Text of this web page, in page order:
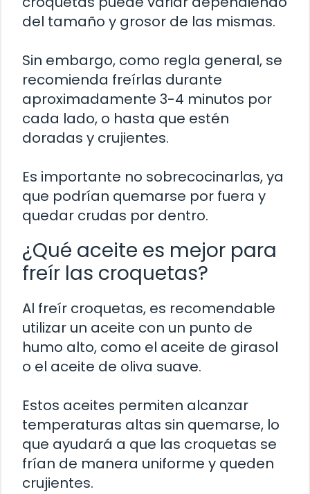
del tamaño y grosor de las mismas.
Sin embargo, como regla general, se
recomienda freírlas durante
aproximadamente 3-4 minutos por
cada lado, o hasta que estén
doradas y crujientes.
Es importante no sobrecocinarlas, ya
que podrían quemarse por fuera y
quedar crudas por dentro.
¿Qué aceite es mejor para
freír las croquetas?
Al freír croquetas, es recomendable
utilizar un aceite con un punto de
humo alto, como el aceite de girasol
o el aceite de oliva suave.
Estos aceites permiten alcanzar
temperaturas altas sin quemarse, lo
que ayudará a que las croquetas se
frían de manera uniforme y queden
crujientes.